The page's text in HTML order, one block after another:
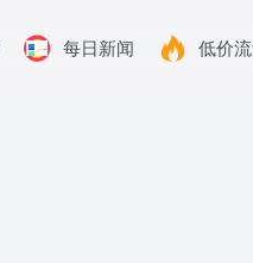
每日新闻 低价